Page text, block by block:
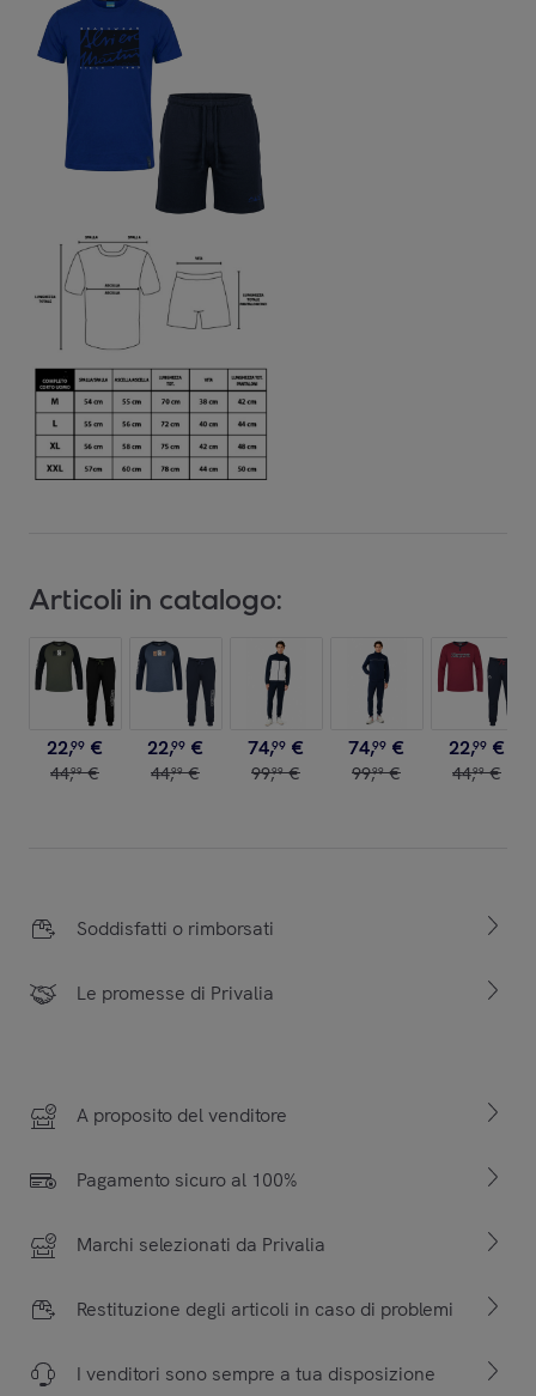
Articoli in catalogo:
22,99 €
44,99 €
22,99 €
44,99 €
74,99 €
99,99 €
74,99 €
99,99 €
22,99 €
44,99 €
Soddisfatti o rimborsati
Le promesse di Privalia
A proposito del venditore
Pagamento sicuro al 100%
Marchi selezionati da Privalia
Restituzione degli articoli in caso di problemi
I venditori sono sempre a tua disposizione